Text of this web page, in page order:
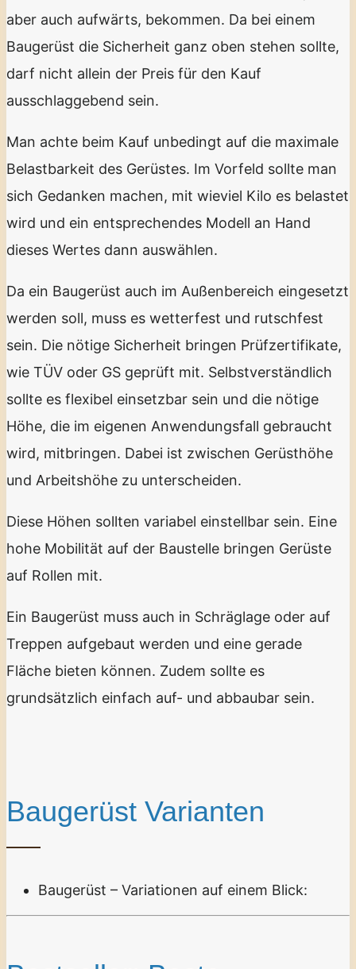
aber auch aufwärts, bekommen. Da bei einem
Baugerüst die Sicherheit ganz oben stehen sollte,
darf nicht allein der Preis für den Kauf
ausschlaggebend sein.
Man achte beim Kauf unbedingt auf die maximale
Belastbarkeit des Gerüstes. Im Vorfeld sollte man
sich Gedanken machen, mit wieviel Kilo es belastet
wird und ein entsprechendes Modell an Hand
dieses Wertes dann auswählen.
Da ein Baugerüst auch im Außenbereich eingesetzt
werden soll, muss es wetterfest und rutschfest
sein. Die nötige Sicherheit bringen Prüfzertifikate,
wie TÜV oder GS geprüft mit. Selbstverständlich
sollte es flexibel einsetzbar sein und die nötige
Höhe, die im eigenen Anwendungsfall gebraucht
wird, mitbringen. Dabei ist zwischen Gerüsthöhe
und Arbeitshöhe zu unterscheiden.
Diese Höhen sollten variabel einstellbar sein. Eine
hohe Mobilität auf der Baustelle bringen Gerüste
auf Rollen mit.
Ein Baugerüst muss auch in Schräglage oder auf
Treppen aufgebaut werden und eine gerade
Fläche bieten können. Zudem sollte es
grundsätzlich einfach auf- und abbaubar sein.
Baugerüst Varianten
Baugerüst – Variationen auf einem Blick: